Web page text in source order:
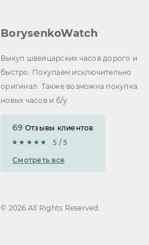
BorysenkoWatch
Выкуп швейцарских часов дорого и
быстро. Покупаем исключительно
оригинал. Также возможна покупка
новых часов и б/у.
69 Отзывы клиентов
5 / 5
Смотреть все
© 2026 All Rights Reserved.